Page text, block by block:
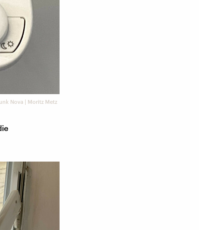
Nova | Moritz Metz